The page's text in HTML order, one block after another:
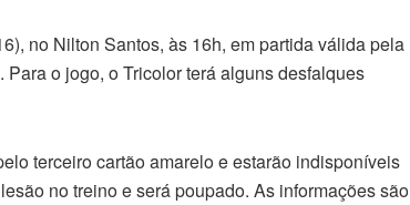
no Nilton Santos, às 16h, em partida válida pela
o jogo, o Tricolor terá alguns desfalques
terceiro cartão amarelo e estarão indisponíveis
no treino e será poupado. As informações são